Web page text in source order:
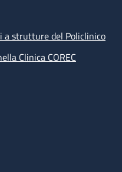
a strutture del Policlinico
Clinica COREC